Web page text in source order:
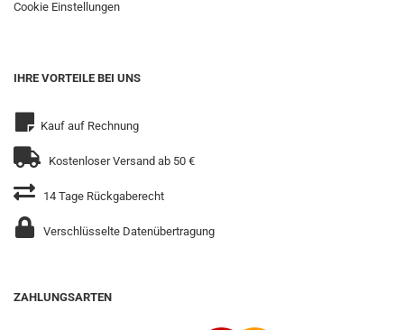
Cookie Einstellungen
IHRE VORTEILE BEI UNS
Kauf auf Rechnung
Kostenloser Versand ab 50 €
14 Tage Rückgaberecht
Verschlüsselte Datenübertragung
ZAHLUNGSARTEN